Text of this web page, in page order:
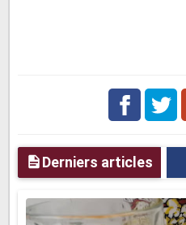
Derniers articles